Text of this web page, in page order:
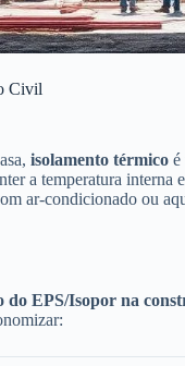
Civil
isolamento térmico é
a temperatura
ar-condicionado ou
do EPS/Isopor na